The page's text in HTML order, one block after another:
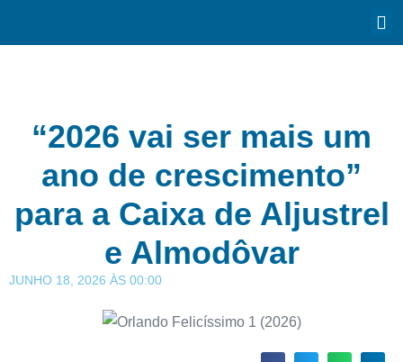
“2026 vai ser mais um
ano de crescimento”
para a Caixa de Aljustrel
e Almodôvar
JUNHO 18, 2026 ÀS 00:00